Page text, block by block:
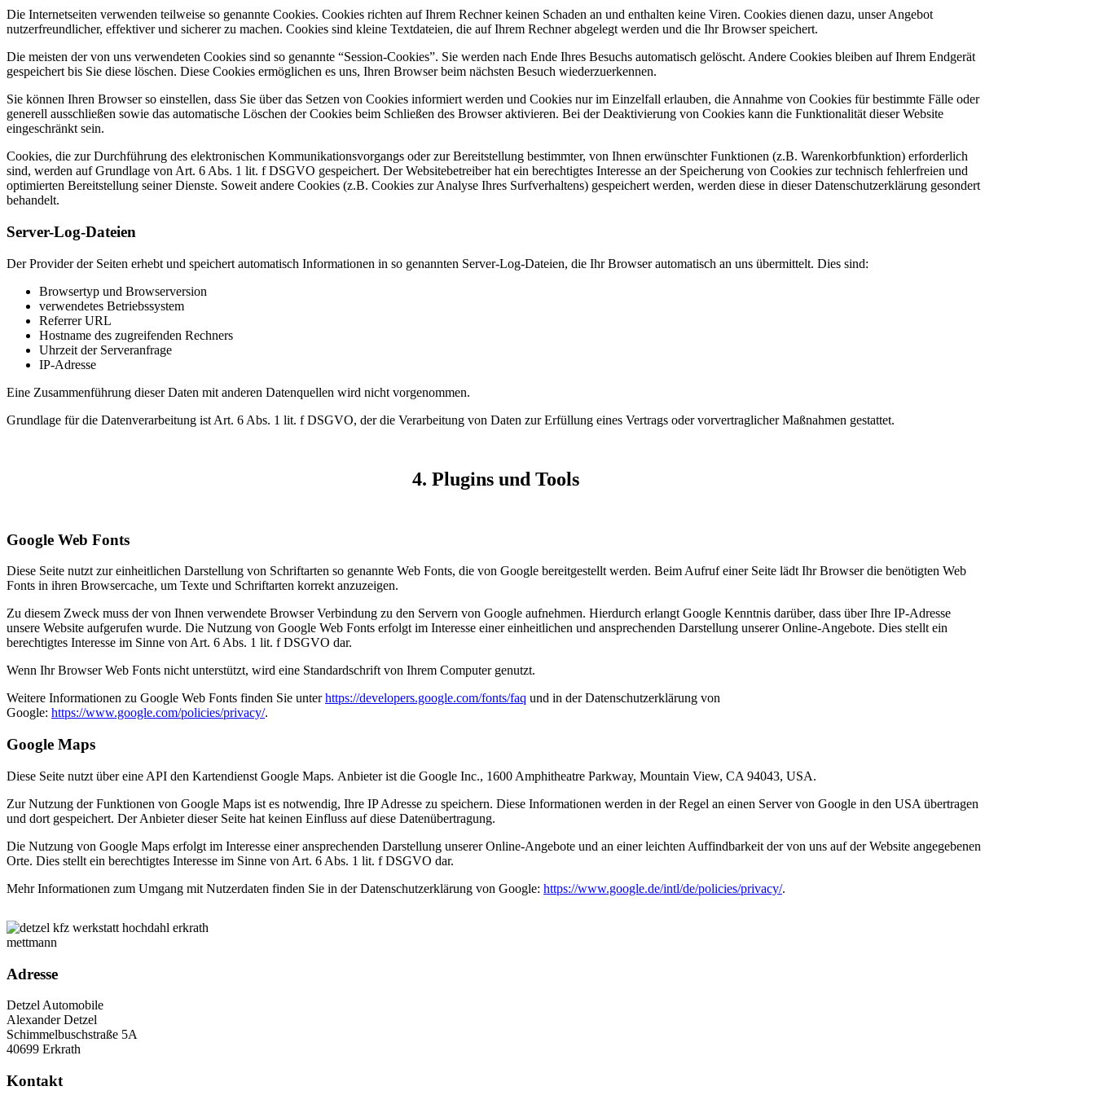
Die Internetseiten verwenden teilweise so genannte Cookies. Cookies richten auf Ihrem Rechner keinen Schaden an und enthalten keine Viren. Cookies dienen dazu, unser Angebot
nutzerfreundlicher, effektiver und sicherer zu machen. Cookies sind kleine Textdateien, die auf Ihrem Rechner abgelegt werden und die Ihr Browser speichert.
Die meisten der von uns verwendeten Cookies sind so genannte “Session-Cookies”. Sie werden nach Ende Ihres Besuchs automatisch gelöscht. Andere Cookies bleiben auf Ihrem Endgerät
gespeichert bis Sie diese löschen. Diese Cookies ermöglichen es uns, Ihren Browser beim nächsten Besuch wiederzuerkennen.
Sie können Ihren Browser so einstellen, dass Sie über das Setzen von Cookies informiert werden und Cookies nur im Einzelfall erlauben, die Annahme von Cookies für bestimmte Fälle oder
generell ausschließen sowie das automatische Löschen der Cookies beim Schließen des Browser aktivieren. Bei der Deaktivierung von Cookies kann die Funktionalität dieser Website
eingeschränkt sein.
Cookies, die zur Durchführung des elektronischen Kommunikationsvorgangs oder zur Bereitstellung bestimmter, von Ihnen erwünschter Funktionen (z.B. Warenkorbfunktion) erforderlich
sind, werden auf Grundlage von Art. 6 Abs. 1 lit. f DSGVO gespeichert. Der Websitebetreiber hat ein berechtigtes Interesse an der Speicherung von Cookies zur technisch fehlerfreien und
optimierten Bereitstellung seiner Dienste. Soweit andere Cookies (z.B. Cookies zur Analyse Ihres Surfverhaltens) gespeichert werden, werden diese in dieser Datenschutzerklärung gesondert
behandelt.
Server-Log-Dateien
Der Provider der Seiten erhebt und speichert automatisch Informationen in so genannten Server-Log-Dateien, die Ihr Browser automatisch an uns übermittelt. Dies sind:
Browsertyp und Browserversion
verwendetes Betriebssystem
Referrer URL
Hostname des zugreifenden Rechners
Uhrzeit der Serveranfrage
IP-Adresse
Eine Zusammenführung dieser Daten mit anderen Datenquellen wird nicht vorgenommen.
Grundlage für die Datenverarbeitung ist Art. 6 Abs. 1 lit. f DSGVO, der die Verarbeitung von Daten zur Erfüllung eines Vertrags oder vorvertraglicher Maßnahmen gestattet.
4. Plugins und Tools
Google Web Fonts
Diese Seite nutzt zur einheitlichen Darstellung von Schriftarten so genannte Web Fonts, die von Google bereitgestellt werden. Beim Aufruf einer Seite lädt Ihr Browser die benötigten Web
Fonts in ihren Browsercache, um Texte und Schriftarten korrekt anzuzeigen.
Zu diesem Zweck muss der von Ihnen verwendete Browser Verbindung zu den Servern von Google aufnehmen. Hierdurch erlangt Google Kenntnis darüber, dass über Ihre IP-Adresse
unsere Website aufgerufen wurde. Die Nutzung von Google Web Fonts erfolgt im Interesse einer einheitlichen und ansprechenden Darstellung unserer Online-Angebote. Dies stellt ein
berechtigtes Interesse im Sinne von Art. 6 Abs. 1 lit. f DSGVO dar.
Wenn Ihr Browser Web Fonts nicht unterstützt, wird eine Standardschrift von Ihrem Computer genutzt.
Weitere Informationen zu Google Web Fonts finden Sie unterhttps://developers.google.com/fonts/faq und in der Datenschutzerklärung von
Google: https://www.google.com/policies/privacy/.
Google Maps
Diese Seite nutzt über eine API den Kartendienst Google Maps. Anbieter ist die Google Inc., 1600 Amphitheatre Parkway, Mountain View, CA 94043, USA.
Zur Nutzung der Funktionen von Google Maps ist es notwendig, Ihre IP Adresse zu speichern. Diese Informationen werden in der Regel an einen Server von Google in den USA übertragen
und dort gespeichert. Der Anbieter dieser Seite hat keinen Einfluss auf diese Datenübertragung.
Die Nutzung von Google Maps erfolgt im Interesse einer ansprechenden Darstellung unserer Online-Angebote und an einer leichten Auffindbarkeit der von uns auf der Website angegebenen
Orte. Dies stellt ein berechtigtes Interesse im Sinne von Art. 6 Abs. 1 lit. f DSGVO dar.
Mehr Informationen zum Umgang mit Nutzerdaten finden Sie in der Datenschutzerklärung von Google: https://www.google.de/intl/de/policies/privacy/.
Adresse
Detzel Automobile
Alexander Detzel
Schimmelbuschstraße 5A
40699 Erkrath
Kontakt